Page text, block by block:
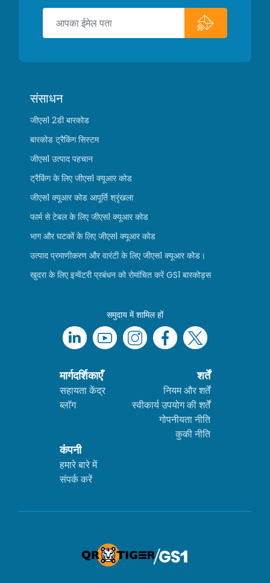
संसाधन
जीएस1 2डी बारकोड
बारकोड ट्रैकिंग सिस्टम
जीएस1 उत्पाद पहचान
ट्रैकिंग के लिए जीएस1 क्यूआर कोड
जीएस1 क्यूआर कोड आपूर्ति श्रृंखला
फार्म से टेबल के लिए जीएस1 क्यूआर कोड
भाग और घटकों के लिए जीएस1 क्यूआर कोड
उत्पाद प्रमाणीकरण और वारंटी के लिए जीएस1 क्यूआर कोड।
खुदरा के लिए इन्वेंटरी प्रबंधन को रोमांचित करें GS1 बारकोड्स
समुदाय में शामिल हों
मार्गदर्शिकाएँ
सहायता केंद्र
ब्लॉग
शर्तें
नियम और शर्तें
स्वीकार्य उपयोग की शर्तें
गोपनीयता नीति
कुकी नीति
कंपनी
हमारे बारे में
संपर्क करें